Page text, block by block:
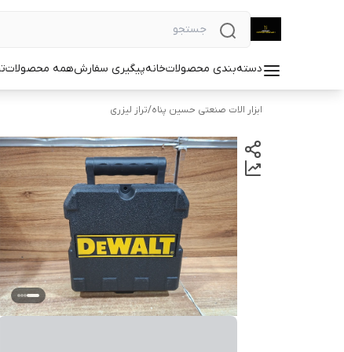
دسته‌بندی محصولاتخانهپیگیری سفارشهمه محصولات
ابزار الات صنعتی حسین پناه/تراز لیزری